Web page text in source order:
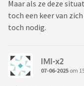
Maar als ze deze
toch een keer van
toch nodig.
IMI-x2
07-06-2025 om